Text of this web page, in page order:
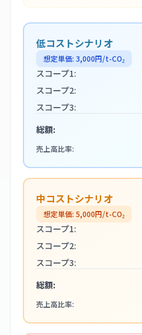
低コストシナリオ
想定単価: 3,000円/t-CO₂
スコープ1:
スコープ2:
スコープ3:
総額:
売上高比率:
中コストシナリオ
想定単価: 5,000円/t-CO₂
スコープ1:
スコープ2:
スコープ3:
総額:
売上高比率: